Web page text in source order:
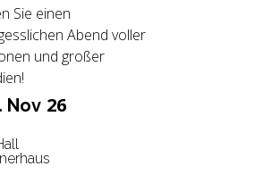
Nov 26
Sie einen
Abend voller
und großer